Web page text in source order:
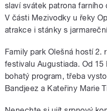
slaví svátek patrona
V části Mezivodky u řeky
atrakce i stánky s
Family park Olešná hostí
festivalu Augustiada. Od
bohatý program, třeba
Bandjeez a Kateřiny Marie